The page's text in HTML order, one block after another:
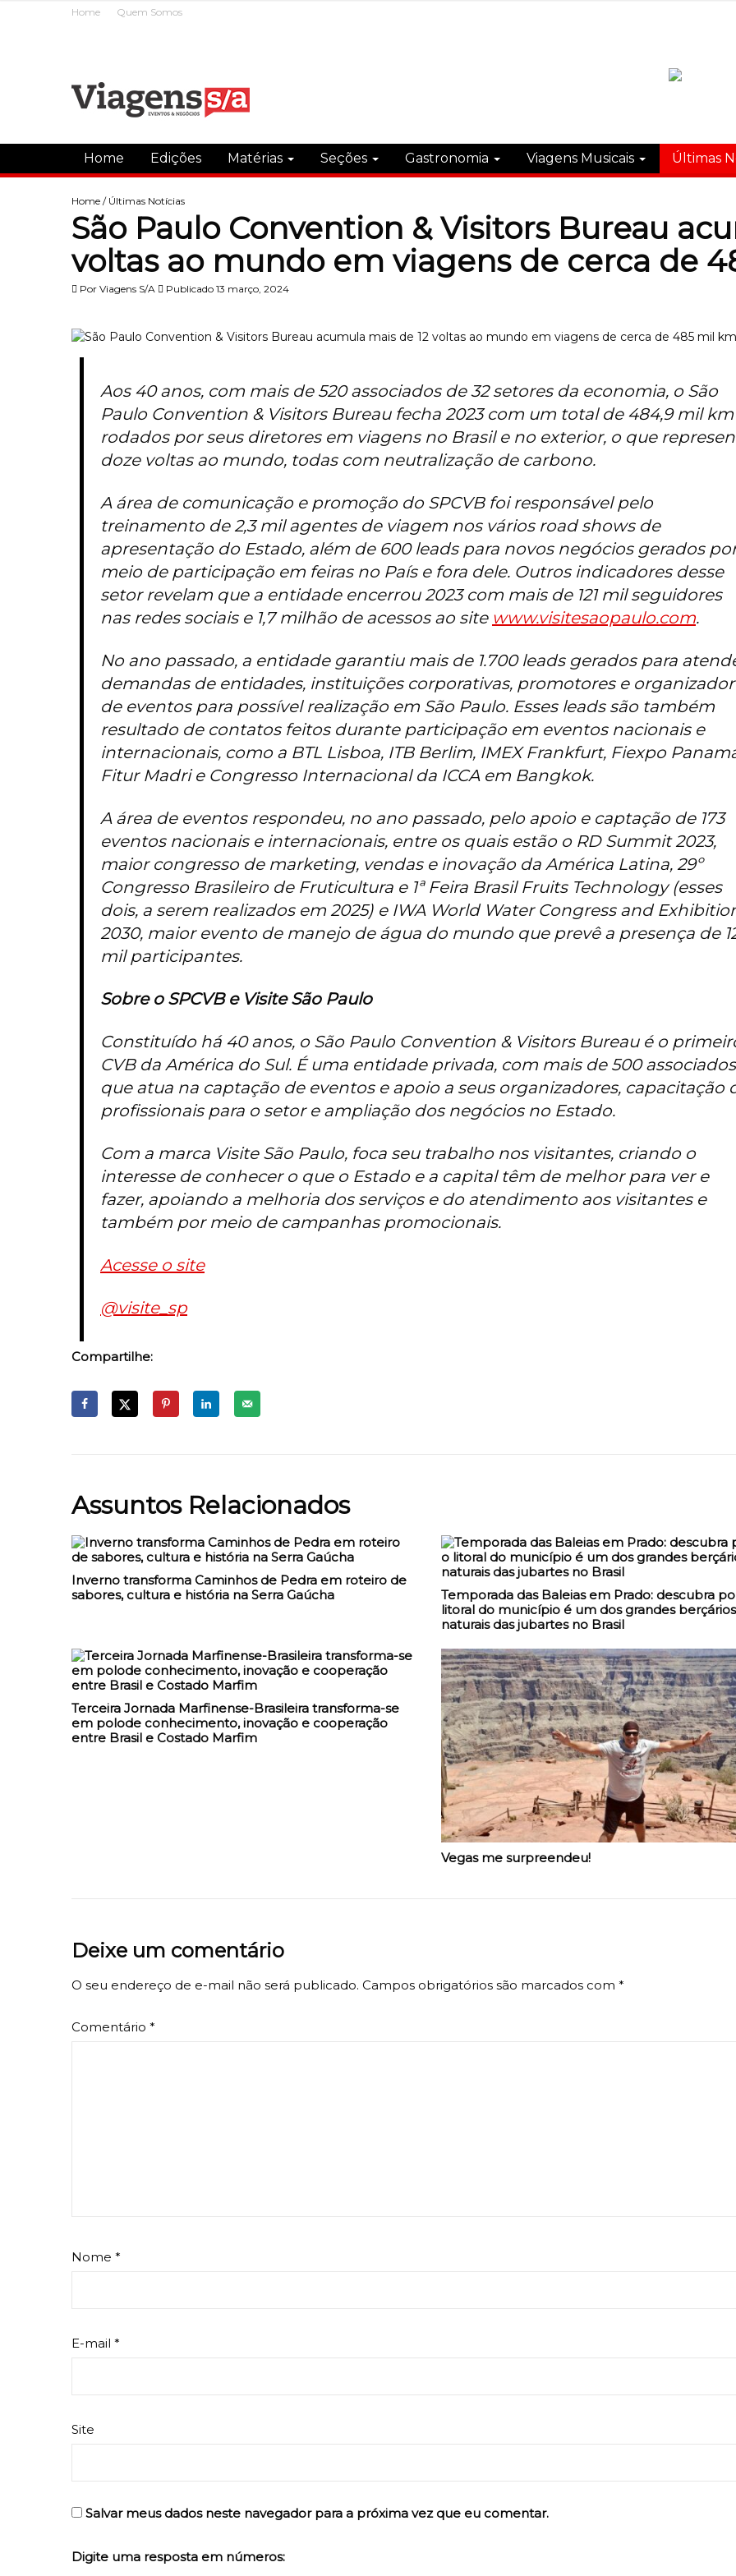
Home Quem Somos
Home Edições Matérias Seções Gastronomia Viagens Musicais Últimas
Home / Últimas Notícias
São Paulo Convention & Visitors Bureau
voltas ao mundo em viagens de cerca de
Por Viagens S/A Publicado 13 março, 2024
Aos 40 anos, com mais de 520 associados de 32 setores da economia, o São
Paulo Convention & Visitors Bureau fecha 2023 com um total de 484,9 mil km
rodados por seus diretores em viagens no Brasil e no exterior, o que
doze voltas ao mundo, todas com neutralização de carbono.
A área de comunicação e promoção do SPCVB foi responsável pelo
treinamento de 2,3 mil agentes de viagem nos vários road showsde
apresentação do Estado, além de 600 leads para novos negócios gerados
meio de participação em feiras no País e fora dele. Outros indicadores desse
setor revelam que a entidade encerrou 2023 com mais de 121 mil seguidores
nas redes sociais e 1,7 milhão de acessos ao site www.visitesaopaulo.com.
No ano passado, a entidade garantiu mais de 1.700 leads gerados para
demandas de entidades, instituições corporativas, promotores e
de eventos para possível realização em São Paulo. Esses leads são também
resultado de contatos feitos durante participação em eventos nacionais e
internacionais, como a BTL Lisboa, ITB Berlim, IMEX Frankfurt, Fiexpo
Fitur Madri e Congresso Internacional da ICCA em Bangkok.
A área de eventos respondeu, no ano passado, pelo apoio e captação de 173
eventos nacionais e internacionais, entre os quais estão o RD Summit 2023,
maior congresso de marketing, vendas e inovação da América Latina, 29º
Congresso Brasileiro de Fruticultura e 1ª Feira Brasil Fruits Technology (esses
dois, a serem realizados em 2025) e IWA World Water Congress and
2030, maior evento de manejo de água do mundo que prevê a presença de
mil participantes.
Sobre o SPCVB e Visite São Paulo
Constituído há 40 anos, o São Paulo Convention & Visitors Bureau é o
CVB da América do Sul. É uma entidade privada, com mais de 500
que atua na captação de eventos e apoio a seus organizadores, capacitação
profissionais para o setor e ampliação dos negócios no Estado.
Com a marca Visite São Paulo, foca seu trabalho nos visitantes, criando o
interesse de conhecer o que o Estado e a capital têm de melhor para ver e
fazer, apoiando a melhoria dos serviços e do atendimento aos visitantes e
também por meio de campanhas promocionais.
Acesse o site
@visite_sp
Compartilhe:
Assuntos Relacionados
Inverno transforma Caminhos de Pedra em roteiro de
sabores, cultura e história na Serra Gaúcha
Temporada das Baleias em Prado: descubra
litoral do município é um dos grandes berçários
naturais das jubartes no Brasil
Terceira Jornada Marfinense-Brasileira transforma-se
em polode conhecimento, inovação e cooperação
entre Brasil e Costado Marfim
Vegas me surpreendeu!
Deixe um comentário
O seu endereço de e-mail não será publicado. Campos obrigatórios são marcados com *
Comentário *
Nome *
E-mail *
Site
Salvar meus dados neste navegador para a próxima vez que eu comentar.
Digite uma resposta em números: